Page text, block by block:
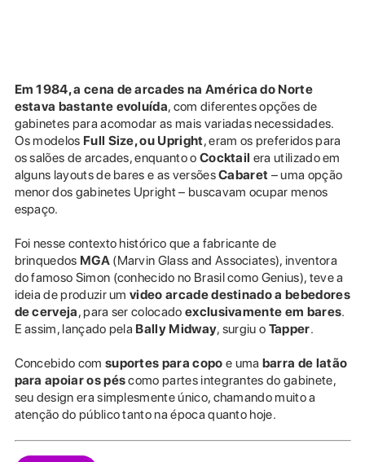
Em 1984, a cena de arcades na América do Norte
estava bastante evoluída, com diferentes opções de
gabinetes para acomodar as mais variadas necessidades.
Os modelos Full Size, ou Upright, eram os preferidos para
os salões de arcades, enquanto o Cocktail era utilizado em
alguns layouts de bares e as versõesCabaret – uma opção
menor dos gabinetes Upright – buscavam ocupar menos
espaço.
Foi nesse contexto histórico que a fabricante de
brinquedos MGA(Marvin Glass and Associates), inventora
do famoso Simon (conhecido no Brasil como Genius), teve a
ideia de produzir umvideo arcade destinado a bebedores
de cerveja, para ser colocado exclusivamente em bares.
E assim, lançado pela Bally Midway, surgiu o Tapper.
Concebido com suportes para copo e uma barra de latão
para apoiar os péscomo partes integrantes do gabinete,
seu design era simplesmente único, chamando muito a
atenção do público tanto na época quanto hoje.